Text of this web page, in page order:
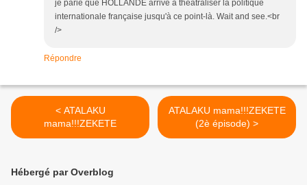
je parie que HOLLANDE arrive à théâtraliser la politique
internationale française jusqu'à ce point-là. Wait and see.<br
/>
Répondre
< ATALAKU
mama!!!ZEKETE
ATALAKU mama!!!ZEKETE
(2è épisode) >
Hébergé par Overblog